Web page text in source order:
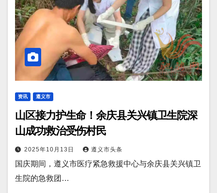
资讯 遵义市
山区接力护生命！余庆县关兴镇卫生院深
山成功救治受伤村民
2025年10月13日 遵义市头条
国庆期间，遵义市医疗紧急救援中心与余庆县关兴镇卫
生院的急救团…